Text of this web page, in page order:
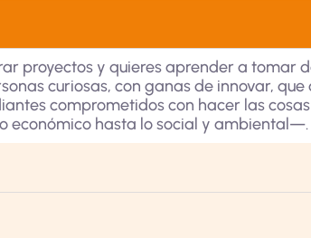
proyectos y quieres aprender a tomar
curiosas, con ganas de innovar,
comprometidos con hacer las
económico hasta lo social y ambiental—.